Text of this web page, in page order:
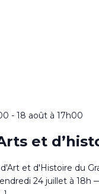
- 18 août à 17h00
et
et d'Histoire du
24 juillet à